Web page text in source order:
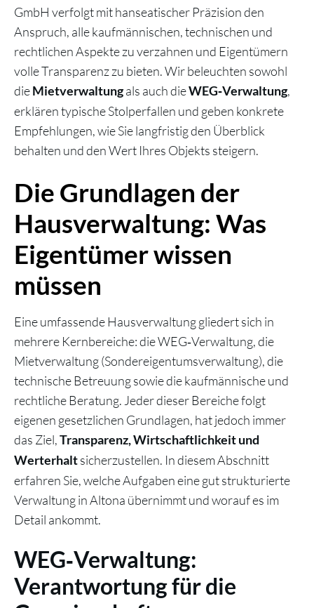
GmbH verfolgt mit hanseatischer Präzision den
Anspruch, alle kaufmännischen, technischen und
rechtlichen Aspekte zu verzahnen und Eigentümern
volle Transparenz zu bieten. Wir beleuchten sowohl
dieMietverwaltungals auch dieWEG‑Verwaltung,
erklären typische Stolperfallen und geben konkrete
Empfehlungen, wie Sie langfristig den Überblick
behalten und den Wert Ihres Objekts steigern.
Die Grundlagen der
Hausverwaltung: Was
Eigentümer wissen
müssen
Eine umfassende Hausverwaltung gliedert sich in
mehrere Kernbereiche: die WEG‑Verwaltung, die
Mietverwaltung (Sondereigentumsverwaltung), die
technische Betreuung sowie die kaufmännische und
rechtliche Beratung. Jeder dieser Bereiche folgt
eigenen gesetzlichen Grundlagen, hat jedoch immer
das Ziel,Transparenz, Wirtschaftlichkeit und
Werterhaltsicherzustellen. In diesem Abschnitt
erfahren Sie, welche Aufgaben eine gut strukturierte
Verwaltung in Altona übernimmt und worauf es im
Detail ankommt.
WEG‑Verwaltung:
Verantwortung für die